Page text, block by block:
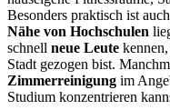
Besonders praktisch ist
Nähe von Hochschulen
schnell neue Leute
Stadt gezogen bist.
Zimmerreinigung im
Studium konzentrieren